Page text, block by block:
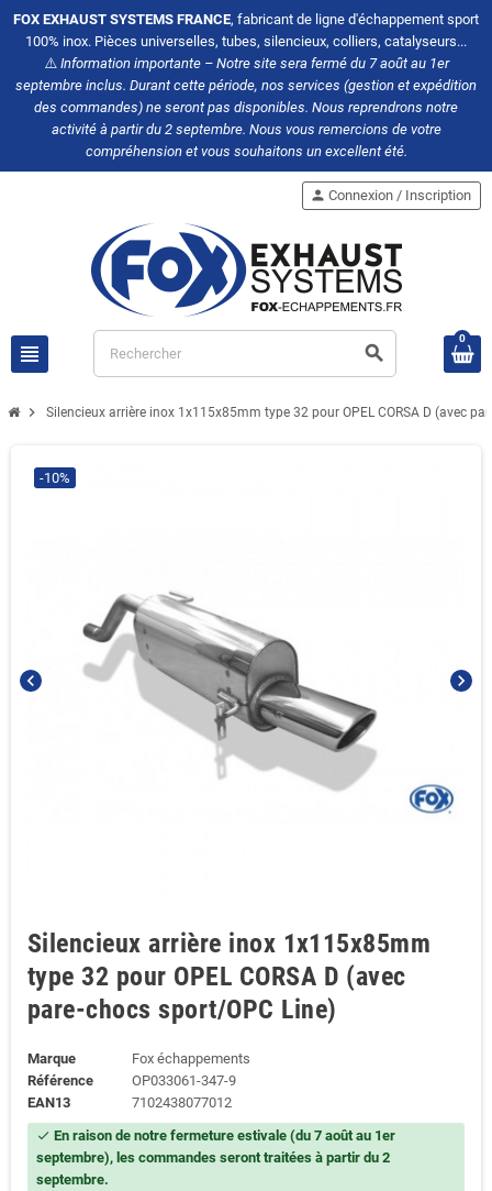
FOX EXHAUST SYSTEMS FRANCE, fabricant de ligne d'échappement sport
100% inox. Pièces universelles, tubes, silencieux, colliers, catalyseurs...
⚠️Information importante – Notre site sera fermé du 7 août au 1er
septembre inclus. Durant cette période, nos services (gestion et expédition
des commandes) ne seront pas disponibles. Nous reprendrons notre
activité à partir du 2 septembre. Nous vous remercions de votre
compréhension et vous souhaitons un excellent été.
view_headline search
person Connexion / Inscription
0
chevron_right Silencieux arrière inox 1x115x85mm type 32 pour OPEL CORSA D (avec
chevron_left chevron_right
-10%
Silencieux arrière inox 1x115x85mm
type 32 pour OPEL CORSA D (avec
pare-chocs sport/OPC Line)
Marque
Fox échappements
Référence
OP033061-347-9
EAN13
7102438077012
check En raison de notre fermeture estivale (du 7 août au 1er
septembre), les commandes seront traitées à partir du 2
septembre.